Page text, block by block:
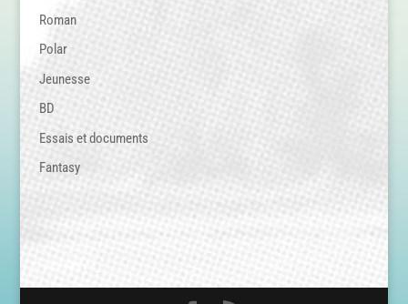
Roman
Polar
Jeunesse
BD
Essais et documents
Fantasy